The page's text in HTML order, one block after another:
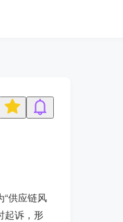
供应链风
起诉，形